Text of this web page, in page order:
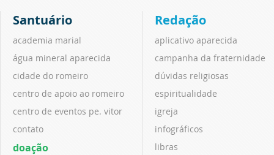
Santuário
academia marial
água mineral aparecida
cidade do romeiro
centro de apoio ao romeiro
centro de eventos pe. vitor
contato
doação
Redação
aplicativo aparecida
campanha da fraternidade
dúvidas religiosas
espiritualidade
igreja
infográficos
libras